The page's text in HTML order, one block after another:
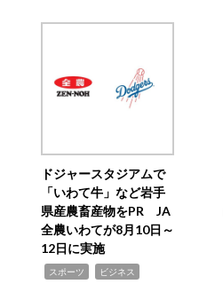
ドジャースタジアムで
「いわて牛」など岩手
県産農畜産物をPR JA
全農いわてが8月10日～
12日に実施
スポーツ ビジネス